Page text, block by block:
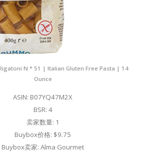
N ° 51 | Italian Gluten Free Pasta | 14
Ounce
ASIN: B07YQ47M2X
BSR: 4
卖家数量: 1
Buybox价格: $9.75
Buybox卖家: Alma Gourmet